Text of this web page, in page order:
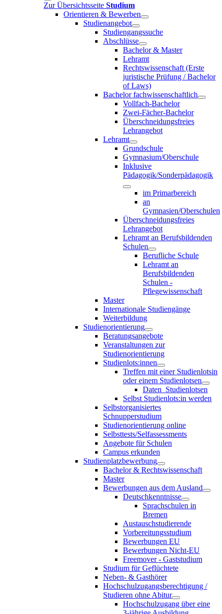
Zur Übersichtsseite Studium
Orientieren & Bewerben
Studienangebot
Studiengangssuche
Abschlüsse
Bachelor & Master
Lehramt
Rechtswissenschaft (Erste
juristische Prüfung / Bachelor
of Laws)
Bachelor fachwissenschaftlich
Vollfach-Bachelor
Zwei-Fächer-Bachelor
Überschneidungsfreies
Lehrangebot
Lehramt
Grundschule
Gymnasium/Oberschule
Inklusive
Pädagogik/Sonderpädagogik
im Primarbereich
an
Gymnasien/Oberschulen
Überschneidungsfreies
Lehrangebot
Lehramt an Berufsbildenden
Schulen
Berufliche Schule
Lehramt an
Berufsbildenden
Schulen -
Pflegewissenschaft
Master
Internationale Studiengänge
Weiterbildung
Studienorientierung
Beratungsangebote
Veranstaltungen zur
Studienorientierung
Studienlots:innen
Treffen mit einer Studienlotsin
oder einem Studienlotsen
Daten_Studienlotsen
Selbst Studienlots:in werden
Selbstorganisiertes
Schnupperstudium
Studienorientierung online
Selbsttests/Selfassessments
Angebote für Schulen
Campus erkunden
Studienplatzbewerbung
Bachelor & Rechtswissenschaft
Master
Bewerbungen aus dem Ausland
Deutschkenntnisse
Sprachschulen in
Bremen
Austauschstudierende
Vorbereitungsstudium
Bewerbungen EU
Bewerbungen Nicht-EU
Freemover - Gaststudium
Studium für Geflüchtete
Neben- & Gasthörer
Hochschulzugangsberechtigung /
Studieren ohne Abitur
Hochschulzugang über eine